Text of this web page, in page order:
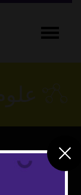
This